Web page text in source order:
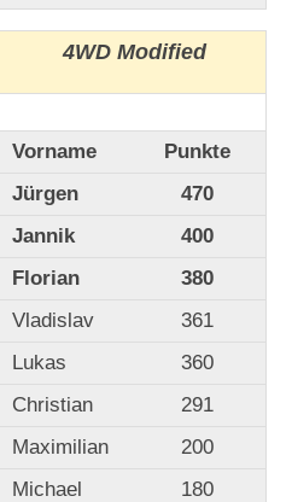
4WD Modified
Vorname
Punkte
Jürgen
470
Jannik
400
Florian
380
Vladislav
361
Lukas
360
Christian
291
Maximilian
200
Michael
180